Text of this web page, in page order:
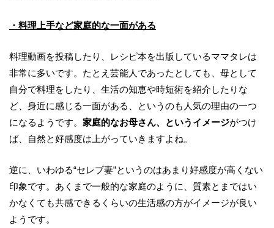
・料理上手など家庭的な一面がある
料理動画を投稿したり、レシピ本を出版しているママタレは
非常に多いです。たとえ芸能人であったとしても、母として
自分で料理をしたり、生活の知恵や時短術を紹介したりな
ど、身近に感じる一面がある、というのも人気の理由の一つ
になるようです。 家庭的なお母さん、というイメージがつけ
ば、自然と好感度は上がっていきますよね。
逆に、いわゆる“セレブ妻”というのはあまり好感度が高くない
印象です。あくまで一般的な家庭のように、質素とまではい
かなくても共感できるくらいの生活感の方がイメージが良い
ようです。